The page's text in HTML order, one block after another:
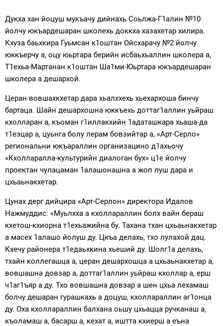
Дукха хан йоцуш мукъачу дийнахь Соьлжа-Г1алин №10
йолчу юкъардешаран школехь доккха хазахетар хилира.
Кхуза баьхкира Гуьмсан к1оштан Ойсхарачу №2 йолчу
юккъерчу а, оцу юьртара берийн исбаьхьаллин школера а,
Т1ехьа-Мартанан к1оштан Ша1ми-Юьртара юкъардешаран
школера а дешархой.
Церан вовшахкхетар дара хьалххехь хьехархоша бинчу
бартаца. Шайн дешархошна юккъехь доттаг1аллин уьйраш
кхолларан а, къоман г1иллакхийн 1адаташкара хьаша-да
т1еэцар а, цуьнга болу лерам бовзийтар а, «Арт-Серло»
региональни юкъараллин организацино д1ахьочу
«Кхолларалла-культурийн диалоган бух» ц1е йолчу
проектан чулацаман 1алашонашна а жоп луш дара и
цхьаьнакхетар.
Цунах дерг дийцира «Арт-Серлон» директора Идалов
Нажмуддис: «Муьлхха а кхоллараллин болх вайн бераш
кхетош-кхиорна т1ехьажийна бу. Тахана тхан цхьаьнакхетар
а масех 1алашо йолуш ду. Цкъа делахь, тхо лулахой дац.
Кхечу районера т1едаьхкина хьеший ду. Шолг1а делахь,
тхайн коллегашца а, церан дешархошца а цхьаьнакхетар а,
вовшашна довзар а, доттаг1аллин уьйраш кхоллар а, ерш
ч1аг1ъяр а ду. Тхо вовшашна довзар а шен цхьа лехамаш
болчу дешаран гурашкахь а доцуш, кхоллараллин аг1онца
ду. Оха кхоллараллин балхана оьшу цхьацца ручканаш а,
къоламаш а, басарш а, кехат а, иштта кхиерш а еъна